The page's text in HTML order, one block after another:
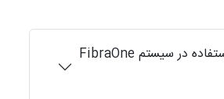
مصالح مورد استفاده در سیستم FibraOne